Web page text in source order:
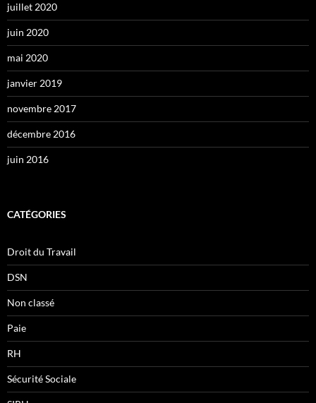
juillet 2020
juin 2020
mai 2020
janvier 2019
novembre 2017
décembre 2016
juin 2016
CATÉGORIES
Droit du Travail
DSN
Non classé
Paie
RH
Sécurité Sociale